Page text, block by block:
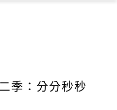
季：分分秒秒